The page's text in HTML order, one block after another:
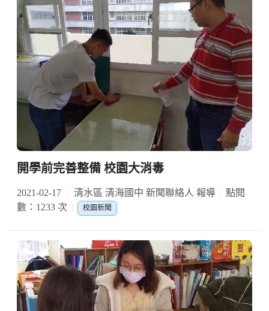
開學前完善整備 校園大消毒
2021-02-17 清水區 清海國中 新聞聯絡人 報導
點閱
數：1233 次
校園新聞